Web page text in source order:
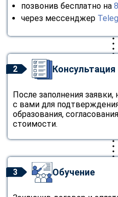
позвонив бесплатно на
через мессенджер
2 Консультация
После заполнения
с вами для
образования,
стоимости.
3 Обучение